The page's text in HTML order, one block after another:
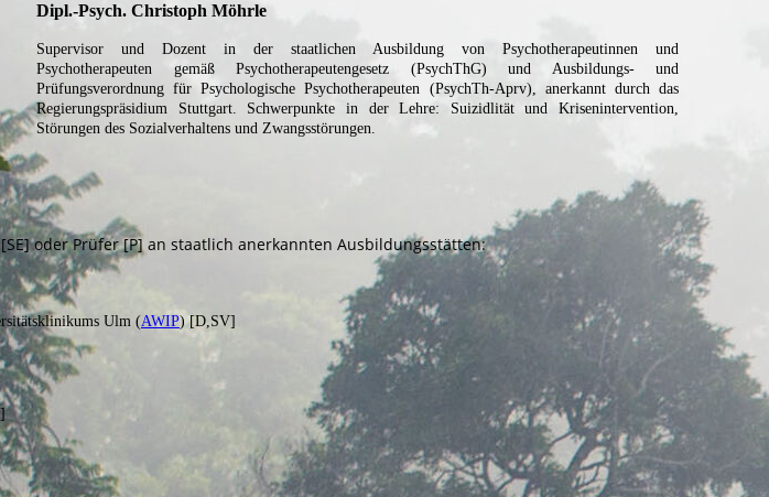
Dipl.-Psych. Christoph Möhrle
Supervisor und Dozent in der staatlichen Ausbildung von Psychotherapeutinnen und
Psychotherapeuten gemäß Psychotherapeutengesetz (PsychThG) und Ausbildungs- und
Prüfungsverordnung für Psychologische Psychotherapeuten (PsychTh-Aprv), anerkannt durch das
Regierungspräsidium Stuttgart. Schwerpunkte in der Lehre: Suizidlität und Krisenintervention,
Störungen des Sozialverhaltens und Zwangsstörungen.
oder Prüfer [P] an staatlich anerkannten Ausbildungsstätten:
Ulm (AWIP) [D,SV]